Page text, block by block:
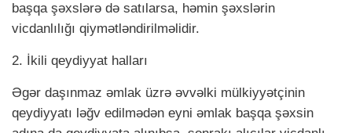
başqa şəxslərə də satılarsa, həmin şəxslərin
vicdanlılığı qiymətləndirilməlidir.
2. İkili qeydiyyat halları
Əgər daşınmaz əmlak üzrə əvvəlki mülkiyyətçinin
qeydiyyatı ləğv edilmədən eyni əmlak başqa şəxsin